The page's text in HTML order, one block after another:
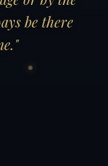
be there